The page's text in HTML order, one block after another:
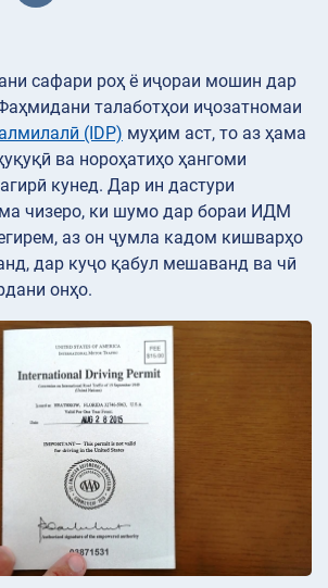
сафари роҳ ё иҷораи мошин дар
талаботҳои иҷозатномаи
(IDP) муҳим аст, то аз ҳама
ва нороҳатиҳо ҳангоми
кунед. Дар ин дастури
чизеро, ки шумо дар бораи ИДМ
аз он ҷумла кадом кишварҳо
дар куҷо қабул мешаванд ва чӣ
онҳо.